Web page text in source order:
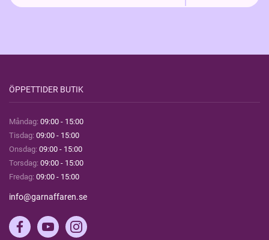
ÖPPETTIDER BUTIK
Måndag: 09:00 - 15:00
Tisdag: 09:00 - 15:00
Onsdag: 09:00 - 15:00
Torsdag: 09:00 - 15:00
Fredag: 09:00 - 15:00
info@garnaffaren.se